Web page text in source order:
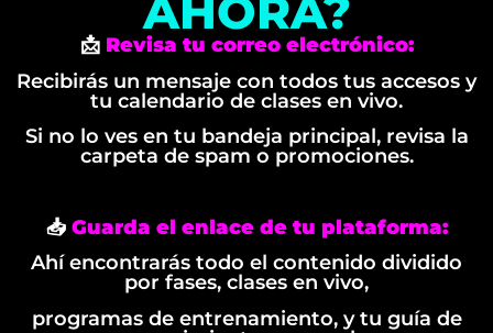
AHORA?
📩 Revisa tu correo electrónico:
Recibirás un mensaje con todos tus accesos y
tu calendario de clases en vivo.
Si no lo ves en tu bandeja principal, revisa la
carpeta de spam o promociones.
📥 Guarda el enlace de tu plataforma:
Ahí encontrarás todo el contenido dividido
por fases, clases en vivo,
programas de entrenamiento, y tu guía de